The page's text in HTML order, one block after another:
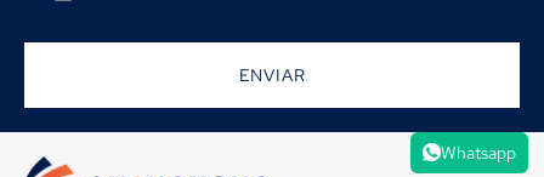
ENVIAR
Whatsapp